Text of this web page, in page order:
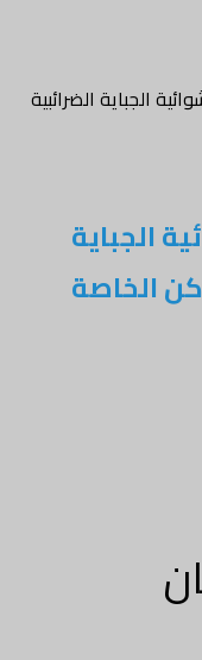
الجباية الضرائبية
الجباية
الخاصة